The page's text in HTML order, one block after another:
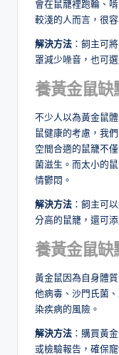
會在鼠籠裡跑輪、
較淺的人而言，很
解決方法 ：飼主可
罩減少噪音，也可
養黃金鼠缺
不少人以為黃金鼠
鼠健康的考慮，我
空間合適的鼠籠不
菌滋生。而太小的
情鬱悶。
解決方法 ：飼主可
分高的鼠籠，還可
養黃金鼠缺
黃金鼠因為自身體
他病毒、沙門氏菌
染疾病的風險。
解決方法 ：購買黃
或檢驗報告，確保